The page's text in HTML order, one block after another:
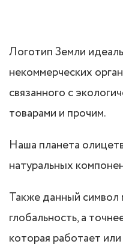
Логотип Земли
некоммерческих
связанного с
товарами и прочим.
Наша планета
натуральных
Также данный
глобальность, а
которая работает